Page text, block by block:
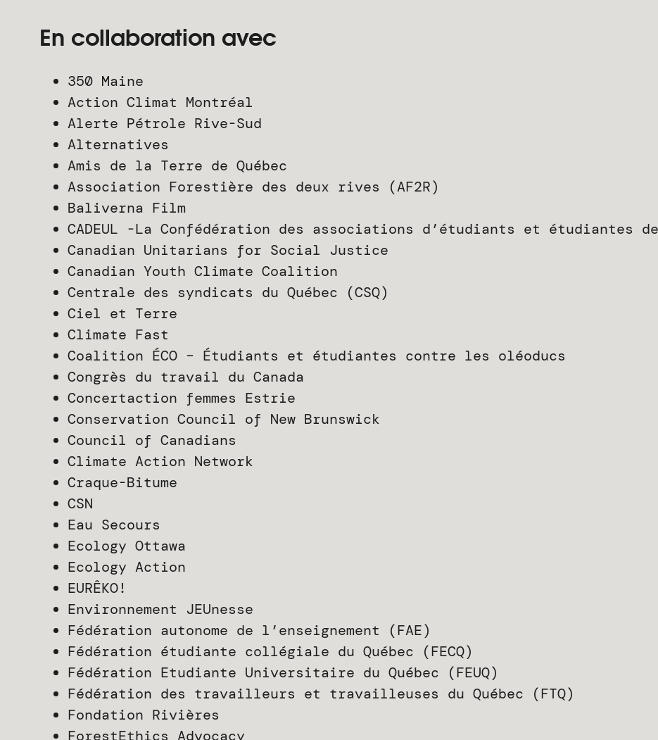
En collaboration avec
350 Maine
Action Climat Montréal
Alerte Pétrole Rive-Sud
Alternatives
Amis de la Terre de Québec
Association Forestière des deux rives (AF2R)
Baliverna Film
CADEUL -La Confédération des associations d’étudiants et étudiantes
Canadian Unitarians for Social Justice
Canadian Youth Climate Coalition
Centrale des syndicats du Québec (CSQ)
Ciel et Terre
Climate Fast
Coalition ÉCO – Étudiants et étudiantes contre les oléoducs
Congrès du travail du Canada
Concertaction femmes Estrie
Conservation Council of New Brunswick
Council of Canadians
Climate Action Network
Craque-Bitume
CSN
Eau Secours
Ecology Ottawa
Ecology Action
EURÊKO!
Environnement JEUnesse
Fédération autonome de l’enseignement (FAE)
Fédération étudiante collégiale du Québec (FECQ)
Fédération Etudiante Universitaire du Québec (FEUQ)
Fédération des travailleurs et travailleuses du Québec (FTQ)
Fondation Rivières
ForestEthics Advocacy